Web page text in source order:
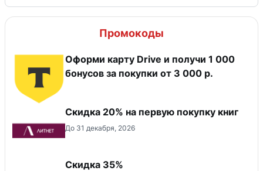
Промокоды
Оформи карту Drive и получи 1 000
бонусов за покупки от 3 000 р.
Скидка 20% на первую покупку книг
До 31 декабря, 2026
Скидка 35%